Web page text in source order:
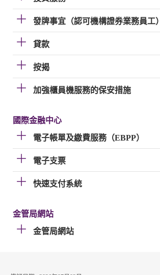
發牌事宜（認可機構證券業務員工）
貸款
按揭
加強櫃員機服務的保安措施
國際金融中心
電子帳單及繳費服務（EBPP）
電子支票
快速支付系統
金管局網站
金管局網站